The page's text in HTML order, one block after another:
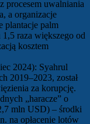
procesem uwalniania
a organizacje
plantacje palm
raza większego od
kosztem
2024): Syahrul
2019–2023, został
za korupcję.
„haracze” o
mln USD) – środki
na opłacenie lotów